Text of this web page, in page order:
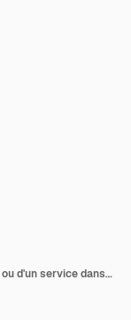
Blogger faisant la promotion d'un produit ou d'un service dans les médias sociaux